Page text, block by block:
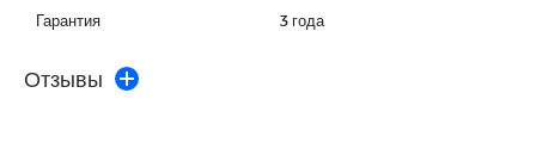
Гарантия 3 года
Отзывы